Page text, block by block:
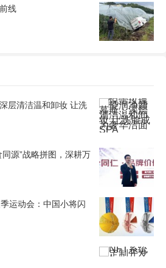
线
层清洁温和卸妆 让洗
源”战略拼图，深耕万
运动会：中国小将闪